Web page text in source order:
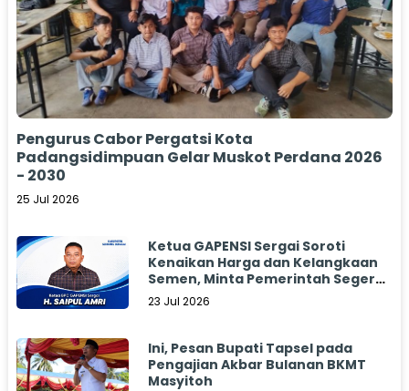
Pengurus Cabor Pergatsi Kota
Padangsidimpuan Gelar Muskot Perdana 2026
- 2030
25 Jul 2026
Ketua GAPENSI Sergai Soroti
Kenaikan Harga dan Kelangkaan
Semen, Minta Pemerintah Segera
Bertindak
23 Jul 2026
Ini, Pesan Bupati Tapsel pada
Pengajian Akbar Bulanan BKMT
Masyitoh